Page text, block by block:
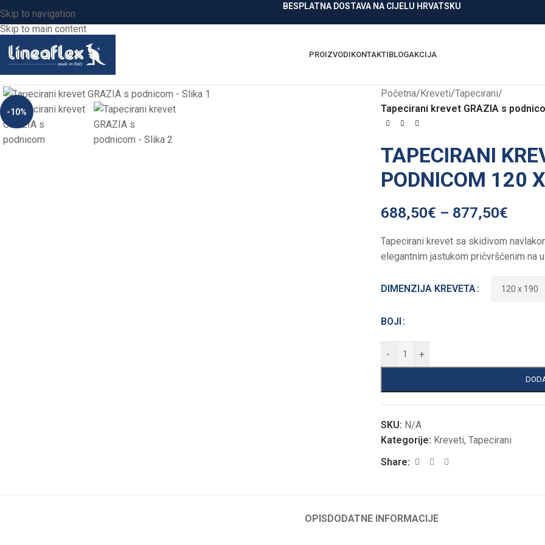
Skip to navigation
Skip to main content
BESPLATNA DOSTAVA NA CIJELU HRVATSKU
PROIZVODIKONTAKTIBLOGAKCIJA
-10%
Click to enlarge
Početna/Kreveti/Tapecirani/
Tapecirani krevet GRAZIA s
TAPECIRANI
PODNICOM 120
688,50€ – 877,50€
Tapecirani krevet sa skidivom
elegantnim jastukom pričvršćenim na
DIMENZIJA KREVETA
BOJI
- +
SKU: N/A
Kategorije: Kreveti, Tapecirani
Share:
OPISDODATNE INFORMACIJE